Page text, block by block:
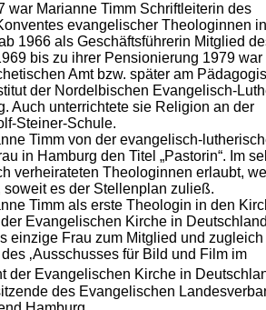
war Marianne Timm Schriftleiterin des
evangelischer Theologinnen in
1966 als Geschäftsführerin Mitglied
bis zu ihrer Pensionierung 1979 war
Amt bzw. später am
der Nordelbischen Evangelisch-
Auch unterrichtete sie Religion an der
Steiner-Schule.
Timm von der evangelisch-
in Hamburg den Titel „Pastorin“. Im
verheirateten Theologinnen erlaubt,
soweit es der Stellenplan zuließ.
Timm als erste Theologin in den
Evangelischen Kirche in
einzige Frau zum Mitglied und zugleich
‚Ausschusses für Bild und Film im
der Evangelischen Kirche in
des Evangelischen